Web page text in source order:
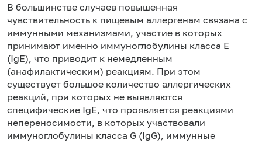
В большинстве случаев повышенная
чувствительность к пищевым аллергенам связана с
иммунными механизмами, участие в которых
принимают именно иммуноглобулины класса Е
(IgE), что приводит к немедленным
(анафилактическим) реакциям. При этом
существует большое количество аллергических
реакций, при которых не выявляются
специфические IgE, что проявляется реакциями
непереносимости, в которых участвовали
иммуноглобулины класса G (IgG), иммунные